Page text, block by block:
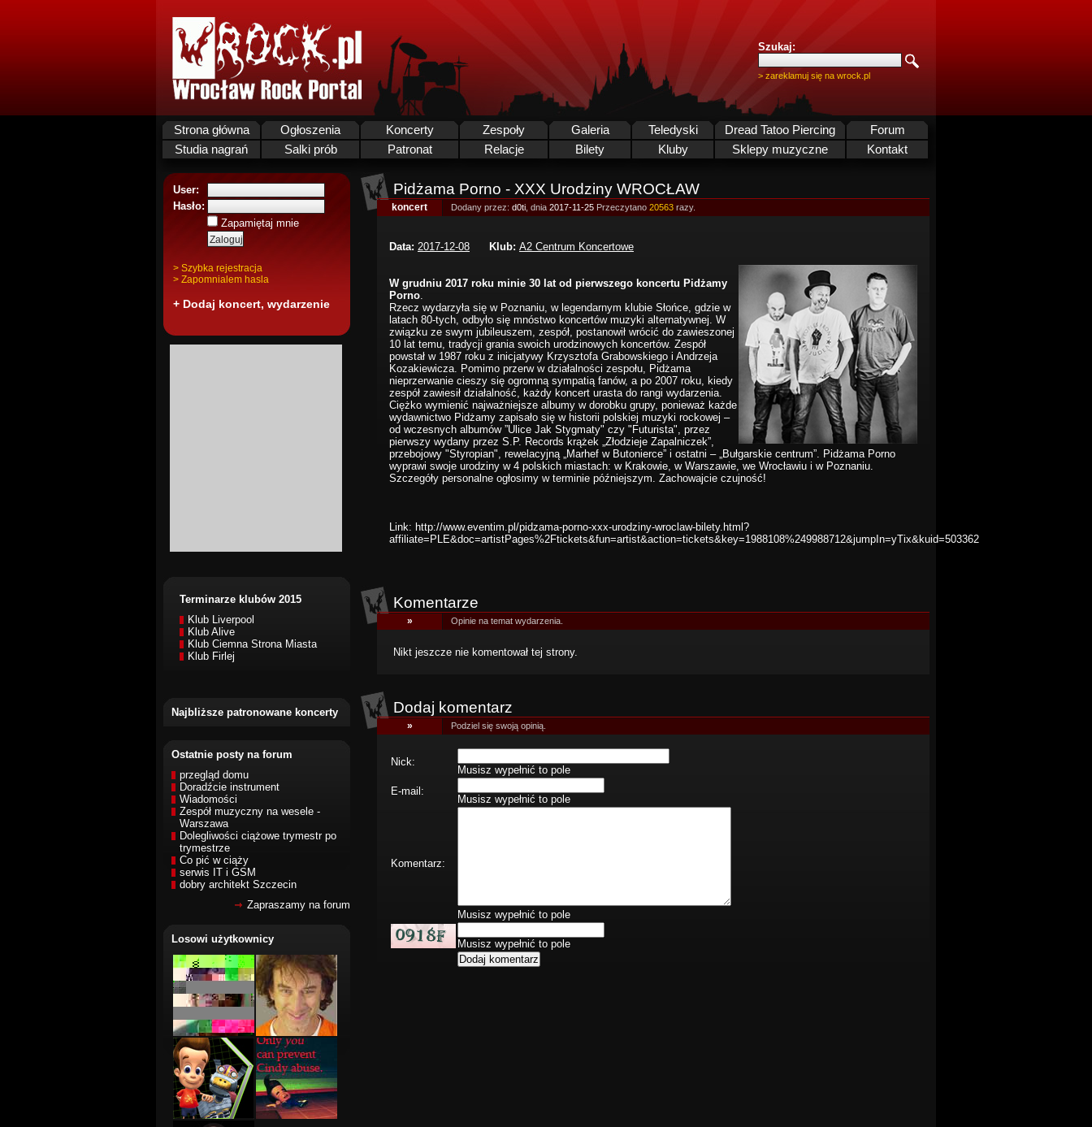
Szukaj:
> zareklamuj się na wrock.pl
Strona główna Ogłoszenia Koncerty Zespoły Galeria Teledyski Dread Tatoo Piercing
Forum
Studia nagrań
Salki prób Patronat Relacje Bilety Kluby Sklepy muzyczne Kontakt
User:
Hasło:
Zapamiętaj mnie
> Szybka rejestracja
> Zapomnialem hasla
+ Dodaj koncert, wydarzenie
Terminarze klubów 2015
Klub Liverpool
Klub Alive
Klub Ciemna Strona Miasta
Klub Firlej
Najbliższe patronowane koncerty
Ostatnie posty na forum
przegląd domu
Doradźcie instrument
Wiadomości
Zespół muzyczny na wesele -
Warszawa
Dolegliwości ciążowe trymestr po
trymestrze
Co pić w ciąży
serwis IT i GSM
dobry architekt Szczecin
Zapraszamy na forum
Losowi użytkownicy
Pidżama Porno - XXX Urodziny WROCŁAW
koncert Dodany przez: d0ti , dnia 2017-11-25 Przeczytano 20563 razy.
Data: 2017-12-08 Klub: A2 Centrum Koncertowe
W grudniu 2017 roku minie 30 lat od pierwszego koncertu Pidżamy
Porno.
Rzecz wydarzyła się w Poznaniu, w legendarnym klubie Słońce, gdzie w
latach 80-tych, odbyło się mnóstwo koncertów muzyki alternatywnej. W
związku ze swym jubileuszem, zespół, postanowił wrócić do zawieszonej
10 lat temu, tradycji grania swoich urodzinowych koncertów. Zespół
powstał w 1987 roku z inicjatywy Krzysztofa Grabowskiego i Andrzeja
Kozakiewicza. Pomimo przerw w działalności zespołu, Pidżama
nieprzerwanie cieszy się ogromną sympatią fanów, a po 2007 roku, kiedy
zespół zawiesił działalność, każdy koncert urasta do rangi wydarzenia.
Ciężko wymienić najważniejsze albumy w dorobku grupy, ponieważ każde
wydawnictwo Pidżamy zapisało się w historii polskiej muzyki rockowej –
od wczesnych albumów ”Ulice Jak Stygmaty" czy "Futurista", przez
pierwszy wydany przez S.P. Records krążek „Złodzieje Zapalniczek”,
przebojowy "Styropian", rewelacyjną „Marhef w Butonierce” i ostatni – „Bułgarskie centrum”. Pidżama Porno
wyprawi swoje urodziny w 4 polskich miastach: w Krakowie, w Warszawie, we Wrocławiu i w Poznaniu.
Szczegóły personalne ogłosimy w terminie późniejszym. Zachowajcie czujność!
Link: http://www.eventim.pl/pidzama-porno-xxx-urodziny-wroclaw-bilety.html?
affiliate=PLE&doc=artistPages%2Ftickets&fun=artist&action=tickets&key=1988108%249988712&jumpIn=yTix&kuid=503362
Komentarze
» Opinie na temat wydarzenia.
Nikt jeszcze nie komentował tej strony.
Dodaj komentarz
» Podziel się swoją opinią.
Nick:
Musisz wypełnić to pole
E-mail:
Musisz wypełnić to pole
Komentarz:
Musisz wypełnić to pole
Musisz wypełnić to pole